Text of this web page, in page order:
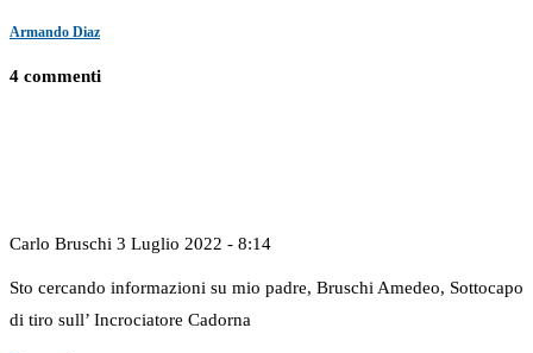
Armando Diaz
4 commenti
Carlo Bruschi 3 Luglio 2022 - 8:14
Sto cercando informazioni su mio padre, Bruschi Amedeo, Sottocapo
di tiro sull’ Incrociatore Cadorna